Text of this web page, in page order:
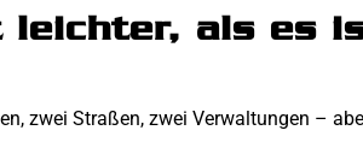
leichter, als es
zwei Straßen, zwei Verwaltungen –